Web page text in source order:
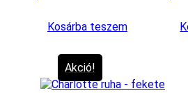
Kosárba teszem
Akció!